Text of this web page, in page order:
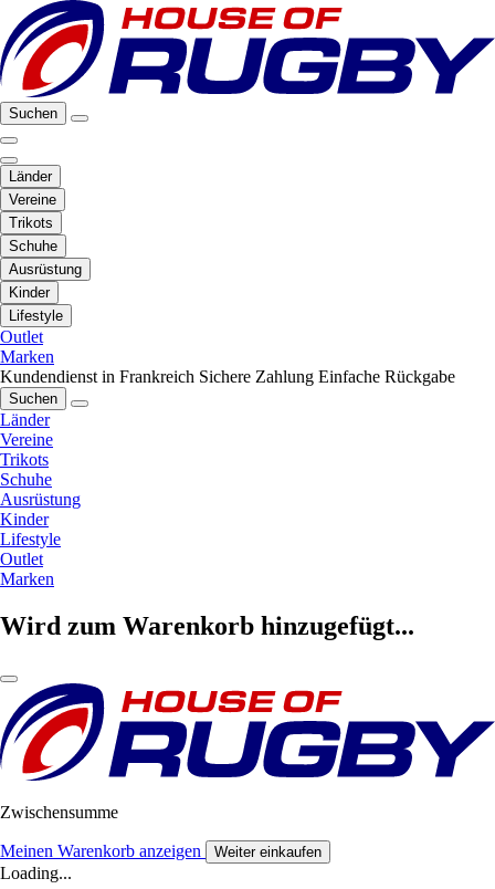
Suchen
Länder
Vereine
Trikots
Schuhe
Ausrüstung
Kinder
Lifestyle
Outlet
Marken
Kundendienst in Frankreich Sichere Zahlung Einfache Rückgabe
Suchen
Länder
Vereine
Trikots
Schuhe
Ausrüstung
Kinder
Lifestyle
Outlet
Marken
Wird zum Warenkorb hinzugefügt...
Zwischensumme
Meinen Warenkorb anzeigen Weiter einkaufen
Loading...